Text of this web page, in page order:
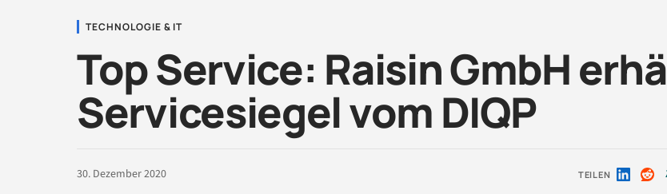
TECHNOLOGIE & IT
Top Service: Raisin GmbH
Servicesiegel vom DIQP
30. Dezember 2020 TEILEN Auf Auf